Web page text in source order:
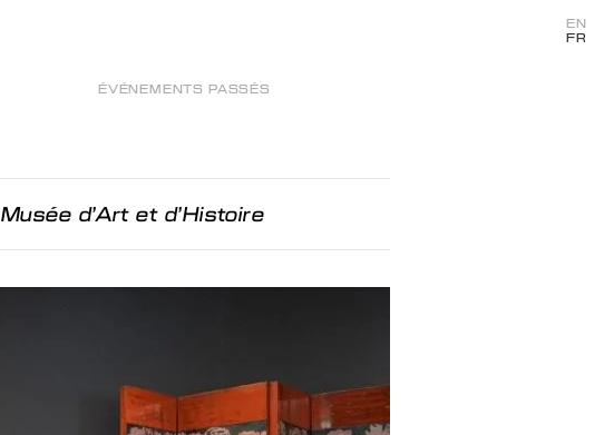
ÉVÉNEMENTS PASSÉS
EN
FR
Musée d'Art et d'Histoire